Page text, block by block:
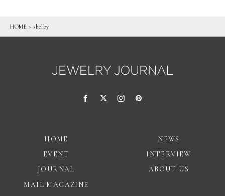
HOME > shelby
HOME
NEWS
EVENT
INTERVIEW
JOURNAL
ABOUT US
MAIL MAGAZINE